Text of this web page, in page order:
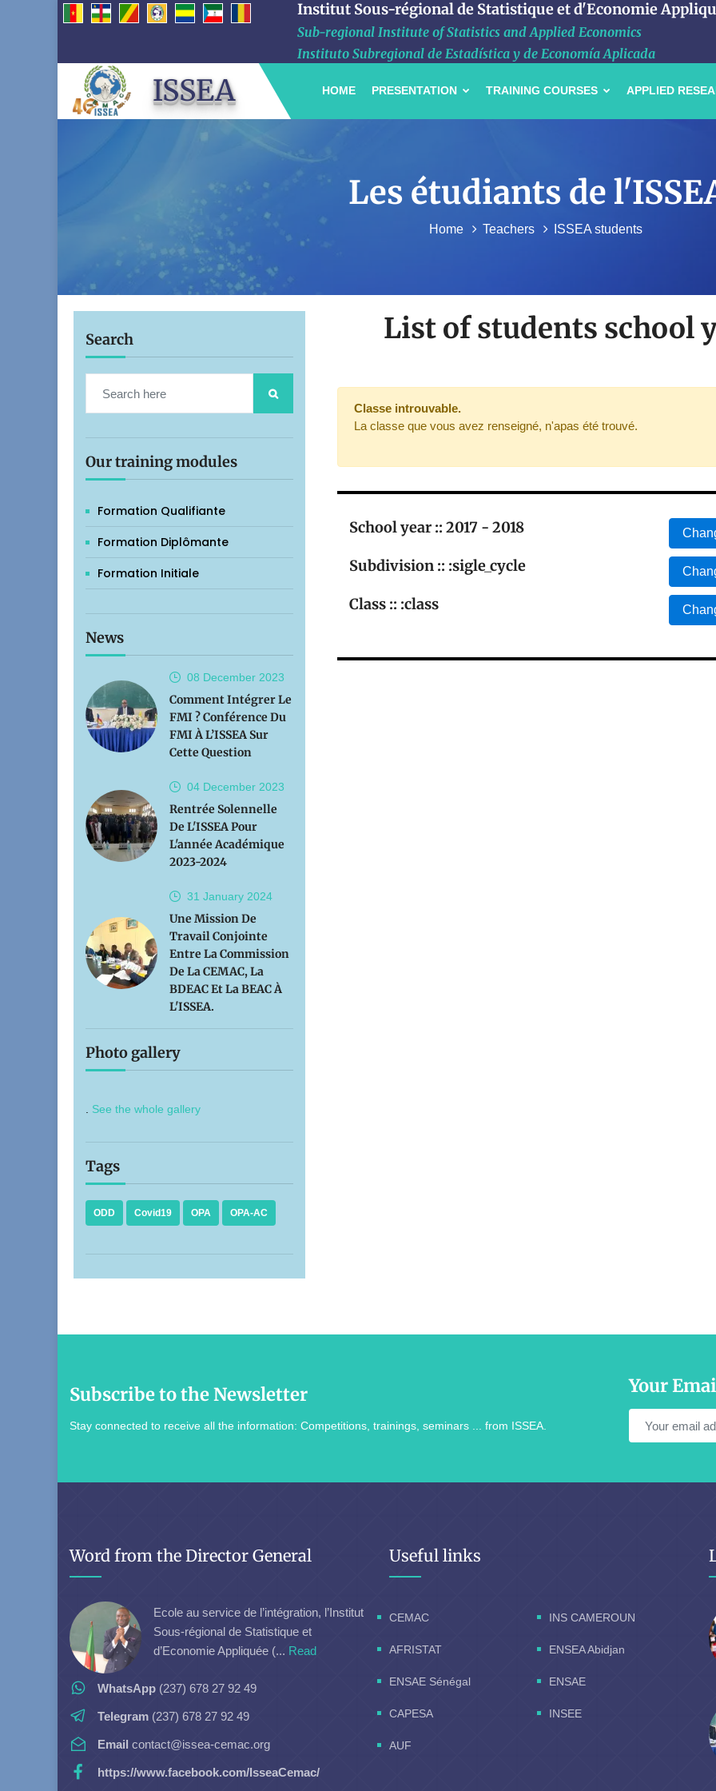
Institut Sous-régional de Statistique et d'Economie
Sub-regional Institute of Statistics and Applied Economics
Instituto Subregional de Estadística y de Economía Aplicada
ISSEA HOME PRESENTATION TRAINING COURSES APPLIED
Les étudiants de
Home Teachers ISSEA students
Search
Our training modules
Formation Qualifiante
Formation Diplômante
Formation Initiale
News
08 December 2023
Comment Intégrer Le
FMI ? Conférence Du
FMI À L’ISSEA Sur
Cette Question
04 December 2023
Rentrée Solennelle
De L'ISSEA Pour
L'année Académique
2023-2024
31 January 2024
Une Mission De
Travail Conjointe
Entre La Commission
De La CEMAC, La
BDEAC Et La BEAC À
L'ISSEA.
Photo gallery
See the whole gallery
Tags
ODD Covid19 OPA OPA-AC
List of students school
Classe introuvable.
La classe que vous avez renseigné, n'apas été trouvé.
School year :: 2017 - 2018
Subdivision :: :sigle_cycle
Class :: :class
Subscribe to the Newsletter
Stay connected to receive all the information: Competitions, trainings, seminars ... from ISSEA.
Your
Word from the Director General
Ecole au service de l’intégration, l’Institut
Sous-régional de Statistique et
d’Economie Appliquée (... Read
WhatsApp (237) 678 27 92 49
Telegram (237) 678 27 92 49
Email contact@issea-cemac.org
https://www.facebook.com/IsseaCemac/
Useful links
CEMAC INS CAMEROUN
AFRISTAT ENSEA Abidjan
ENSAE Sénégal ENSAE
CAPESA INSEE
AUF